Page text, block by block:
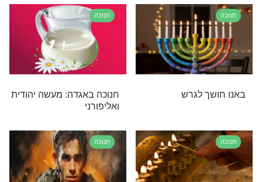
התורה
לביתה
נרות חנוכה היא הכנה לביאת
המשיח!